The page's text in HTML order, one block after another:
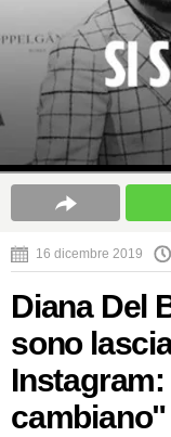
16 dicembre 2019
Diana Del
sono
cambiano"